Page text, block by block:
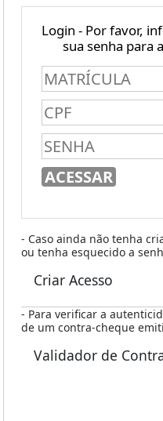
Login - Por favor,
sua senha para
- Caso ainda não tenha
ou tenha esquecido a
Criar Acesso
- Para verificar a
de um contra-cheque
Validador de